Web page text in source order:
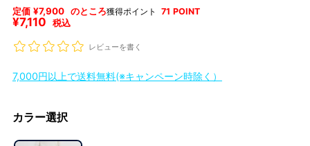
定価 ¥7,900 のところ
¥7,110 税込
獲得ポイント 71 POINT
レビューを書く
7,000円以上で送料無料(※キャンペーン時除く）
カラー選択